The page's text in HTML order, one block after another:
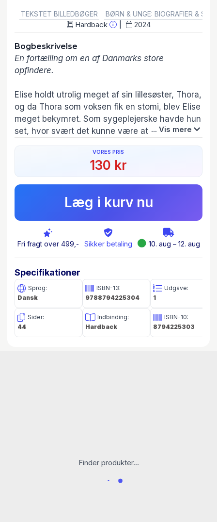
TEKSTET BILLEDBØGER
BØRN & UNGE: BIOGRAFIER &
Hardback 2024
Bogbeskrivelse
En fortælling om en af Danmarks store
opfindere.
Elise holdt utrolig meget af sin lillesøster, Thora,
og da Thora som voksen fik en stomi, blev Elise
meget bekymret. Som sygeplejerske havde hun
set, hvor svært det kunne være at have en
opfinde noget, som kunne gøre livet lettere for
Thora og for tusindvis af mennesker i hele
verden.
... Vis mere
VORES PRIS
130 kr
Læg i kurv nu
Fri fragt over 499,- Sikker betaling 10. aug – 12. aug
Specifikationer
Sprog:
Dansk
Sider:
44
ISBN-13:
9788794225304
Indbinding:
Hardback
Udgave:
1
ISBN-10:
8794225303
Finder produkter...